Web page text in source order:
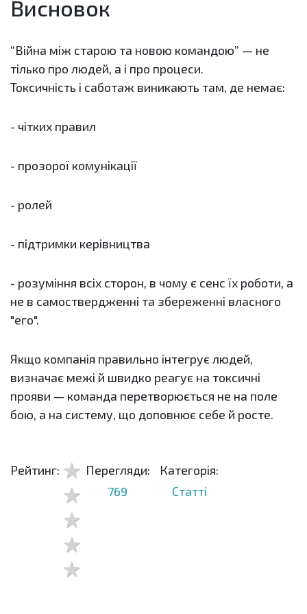
Висновок
“Війна між старою та новою командою” — не
тілько про людей, а і про процеси.
Токсичність і саботаж виникають там, де немає:
- чітких правил
- прозорої комунікації
- ролей
- підтримки керівництва
- розуміння всіх сторон, в чому є сенс їх роботи, а
не в самоствердженні та збереженні власного
"его".
Якщо компанія правильно інтегрує людей,
визначає межі й швидко реагує на токсичні
прояви — команда перетворюється не на поле
бою, а на систему, що доповнює себе й росте.
Рейтинг:
Перегляди:
769
Категорія:
Статті